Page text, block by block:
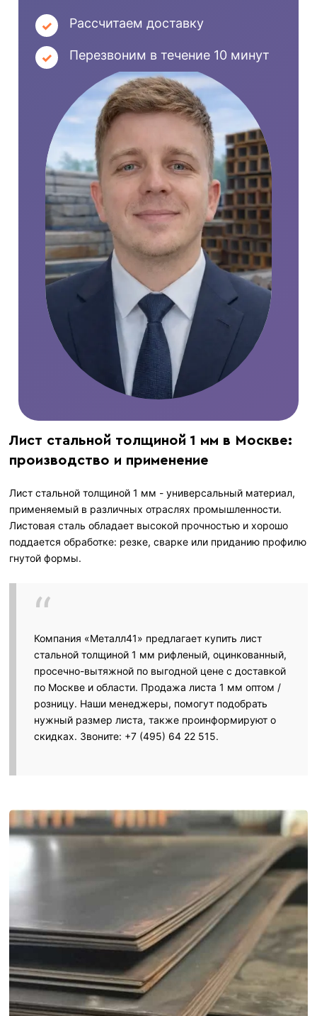
Рассчитаем доставку
Перезвоним в течение 10 минут
Лист стальной толщиной 1 мм в Москве:
производство и применение
Лист стальной толщиной 1 мм - универсальный материал,
применяемый в различных отраслях промышленности.
Листовая сталь обладает высокой прочностью и хорошо
поддается обработке: резке, сварке или приданию профилю
гнутой формы.
Компания «Металл41» предлагает купить лист
стальной толщиной 1 мм рифленый, оцинкованный,
просечно-вытяжной по выгодной цене с доставкой
по Москве и области. Продажа листа 1 мм оптом /
розницу. Наши менеджеры, помогут подобрать
нужный размер листа, также проинформируют о
скидках. Звоните: +7 (495) 64 22 515.